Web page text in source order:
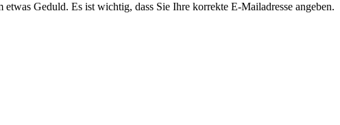
Geduld. Es ist wichtig, dass Sie Ihre korrekte E-Mailadresse angeben.